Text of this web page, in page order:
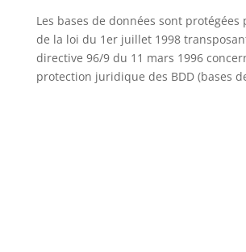
Les bases de données sont protégées
de la loi du 1er juillet 1998
directive 96/9 du 11 mars 1996
protection juridique des BDD (bases